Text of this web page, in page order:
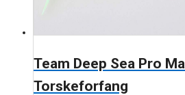
Team Deep Sea Pro
Torskeforfang